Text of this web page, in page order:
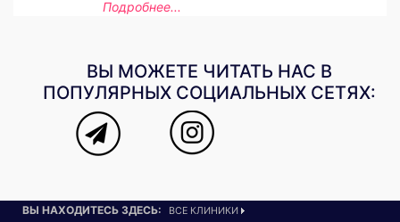
Подробнее...
ВЫ МОЖЕТЕ ЧИТАТЬ НАС В
ПОПУЛЯРНЫХ СОЦИАЛЬНЫХ СЕТЯХ:
ВЫ НАХОДИТЕСЬ ЗДЕСЬ:
ВСЕ КЛИНИКИ